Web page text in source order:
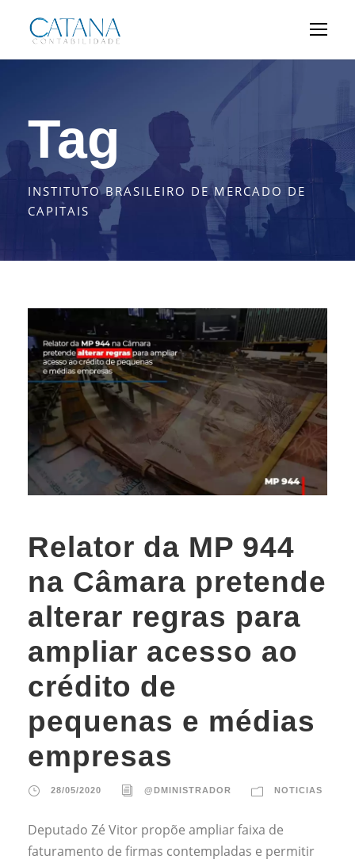
Tag
INSTITUTO BRASILEIRO DE MERCADO DE
CAPITAIS
Relator da MP 944
na Câmara pretende
alterar regras para
ampliar acesso ao
crédito de
pequenas e médias
empresas
28/05/2020 @DMINISTRADOR NOTICIAS
Deputado Zé Vitor propõe ampliar faixa de
faturamento de firmas contempladas e permitir